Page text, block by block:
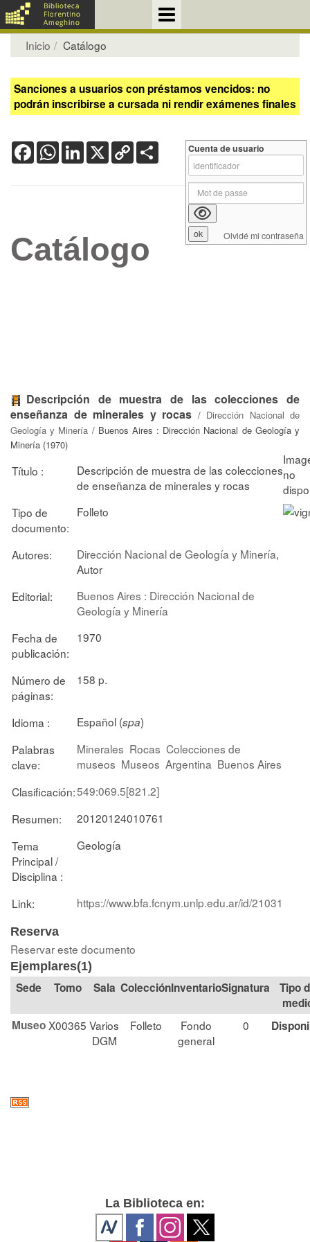
Inicio Catálogo
Sanciones a usuarios con préstamos vencidos: no
podrán inscribirse a cursada ni rendir exámenes finales
FacebookWhatsApp
LinkedIn
X Copy
Link
Catálogo
Descripción de muestra de las colecciones de
enseñanza de minerales y rocas / Dirección Nacional de
Geología y Minería / Buenos Aires : Dirección Nacional de Geología y
Minería (1970)
Título :
Descripción de muestra de las colecciones
de enseñanza de minerales y rocas
Tipo de
documento:
Folleto
Autores: Dirección Nacional de Geología y Minería,
Autor
Editorial:
Buenos Aires : Dirección Nacional de
Geología y Minería
Fecha de
publicación:
1970
Número de
páginas:
158 p.
Idioma : Español (spa)
Palabras
clave:
Minerales Rocas Colecciones de
museos Museos Argentina Buenos Aires
Clasificación:549:069.5[821.2]
Resumen:
20120124010761
Tema
Principal /
Disciplina :
Geología
Link: https://www.bfa.fcnym.unlp.edu.ar/id/21031
Reserva
Reservar este documento
Ejemplares(1)
Tomo Sala Colección Signatura
Tipo
MuseoX00365 Varios
DGM
Folleto
Fondo
general
0
Cuenta de usuario
Olvidé mi contraseña
La Biblioteca en: